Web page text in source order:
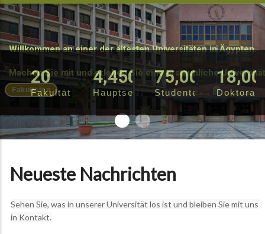
Willkommen an einer der ältesten Universitäten in Ägypten.
Machen Sie mit und erleben Sie eine erstaunliche
Fakultäten
20
Fakultäten
4,450
Hauptseite
75,000
Studenten
Neueste Nachrichten
Sehen Sie, was in unserer Universität los ist und bleiben Sie mit uns
in Kontakt.